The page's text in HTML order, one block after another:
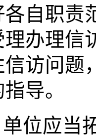
自职责
办理信
访问题
导。
位应当